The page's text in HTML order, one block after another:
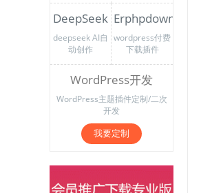
DeepSeek
deepseek AI自
动创作
Erphpdown
wordpress付费
下载插件
WordPress开发
WordPress主题插件定制/二次
开发
我要定制